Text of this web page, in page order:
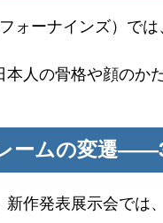
ォーナインズ）で
本人の骨格や顔のか
ームの変遷
新作発表展示会では